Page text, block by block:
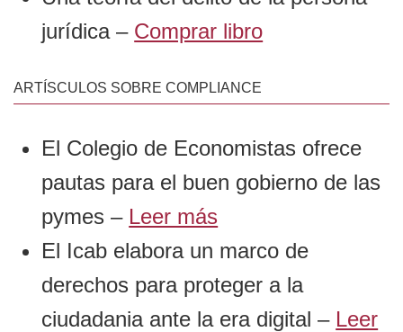
jurídica – Comprar libro
ARTÍSCULOS SOBRE COMPLIANCE
El Colegio de Economistas ofrece
pautas para el buen gobierno de las
pymes – Leer más
El Icab elabora un marco de
derechos para proteger a la
ciudadania ante la era digital – Leer